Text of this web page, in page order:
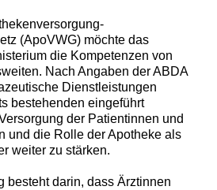
(ApoVWG) möchte das
die Kompetenzen von
Nach Angaben der ABDA
Dienstleistungen
bestehenden eingeführt
der Patientinnen und
und die Rolle der Apotheke als
weiter zu stärken.
besteht darin, dass Ärztinnen